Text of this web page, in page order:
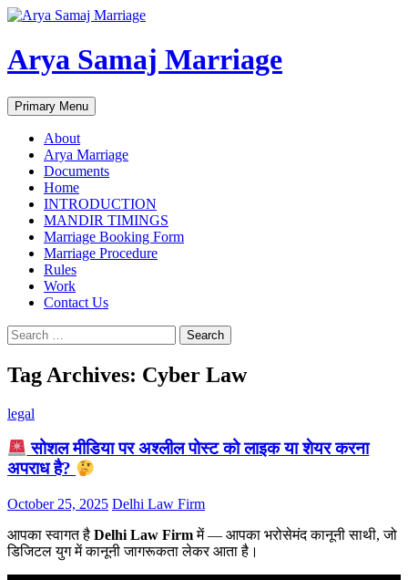
Arya Samaj Marriage
Search
Primary Menu Skip
to
About
Arya Marriage
Documents
Home
INTRODUCTION
MANDIR TIMINGS
Marriage Booking Form
Marriage Procedure
Rules
Work
Contact Us
Search
for:
Tag Archives: Cyber Law
legal
सोशल मीडिया पर अश्लील पोस्ट को लाइक या शेयर करना
अपराध है?
October 25, 2025 Delhi Law Firm
आपका स्वागत है Delhi Law Firmमें — आपका भरोसेमंद कानूनी साथी, जो
डिजिटल युग में कानूनी जागरूकता लेकर आता है।